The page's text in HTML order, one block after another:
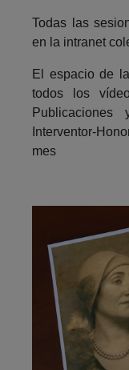
Todas las
en la intranet
El espacio de
todos los
Publicaciones
Interventor-
mes